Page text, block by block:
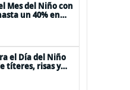
Mes del Niño con
un 40% en
shows y
el Día del Niño
títeres, risas y
Plaza Vespucio